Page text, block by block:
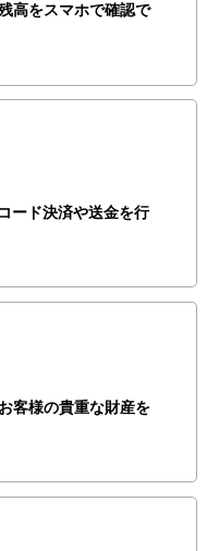
高をスマホで確認で
ード決済や送金を行
客様の貴重な財産を